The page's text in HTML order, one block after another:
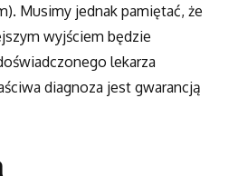
Musimy jednak pamiętać, że
wyjściem będzie
lekarza
diagnoza jest gwarancją